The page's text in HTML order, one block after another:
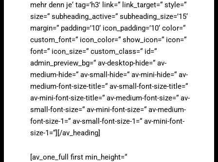
mehr denn je‘ tag=’h3′ link=“ link_target=“ style=“
size=“ subheading_active=“ subheading_size=’15‘
margin=“ padding=’10‘ icon_padding=’10‘ color=“
custom_font=“ icon_color=“ show_icon=“ icon=“
font=“ icon_size=“ custom_class=“ id=“
admin_preview_bg=“ av-desktop-hide=“ av-
medium-hide=“ av-small-hide=“ av-mini-hide=“ av-
medium-font-size-title=“ av-small-font-size-title=“
av-mini-font-size-title=“ av-medium-font-size=“ av-
small-font-size=“ av-mini-font-size=“ av-medium-
font-size-1=“ av-small-font-size-1=“ av-mini-font-
size-1=“][/av_heading]
[av_one_full first min_height=“